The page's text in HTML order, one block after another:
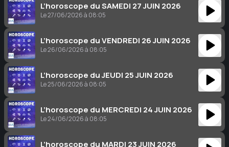
L’horoscope du SAMEDI 27 JUIN 2026
Le 27/06/2026 à 08:05
L’horoscope du VENDREDI 26 JUIN 2026
Le 26/06/2026 à 08:05
L’horoscope du JEUDI 25 JUIN 2026
Le 25/06/2026 à 08:05
L’horoscope du MERCREDI 24 JUIN 2026
Le 24/06/2026 à 08:05
L’horoscope du MARDI 23 JUIN 2026